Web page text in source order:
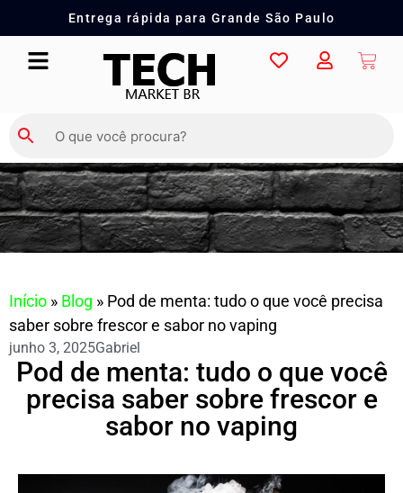
Entrega rápida para Grande São Paulo
Início » Blog » Pod de menta: tudo o que você precisa
saber sobre frescor e sabor no vaping
junho 3, 2025Gabriel
Pod de menta: tudo o que você
precisa saber sobre frescor e
sabor no vaping